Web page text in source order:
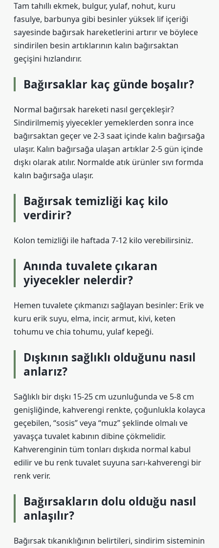
Tam tahıllı ekmek, bulgur, yulaf, nohut, kuru
fasulye, barbunya gibi besinler yüksek lif içeriği
sayesinde bağırsak hareketlerini artırır ve böylece
sindirilen besin artıklarının kalın bağırsaktan
geçişini hızlandırır.
Bağırsaklar kaç günde boşalır?
Normal bağırsak hareketi nasıl gerçekleşir?
Sindirilmemiş yiyecekler yemeklerden sonra ince
bağırsaktan geçer ve 2-3 saat içinde kalın bağırsağa
ulaşır. Kalın bağırsağa ulaşan artıklar 2-5 gün içinde
dışkı olarak atılır. Normalde atık ürünler sıvı formda
kalın bağırsağa ulaşır.
Bağırsak temizliği kaç kilo
verdirir?
Kolon temizliği ile haftada 7-12 kilo verebilirsiniz.
Anında tuvalete çıkaran
yiyecekler nelerdir?
Hemen tuvalete çıkmanızı sağlayan besinler: Erik ve
kuru erik suyu, elma, incir, armut, kivi, keten
tohumu ve chia tohumu, yulaf kepeği.
Dışkının sağlıklı olduğunu nasıl
anlarız?
Sağlıklı bir dışkı 15-25 cm uzunluğunda ve 5-8 cm
genişliğinde, kahverengi renkte, çoğunlukla kolayca
geçebilen, “sosis” veya “muz” şeklinde olmalı ve
yavaşça tuvalet kabının dibine çökmelidir.
Kahverenginin tüm tonları dışkıda normal kabul
edilir ve bu renk tuvalet suyuna sarı-kahverengi bir
renk verir.
Bağırsakların dolu olduğu nasıl
anlaşılır?
Bağırsak tıkanıklığının belirtileri, sindirim sisteminin